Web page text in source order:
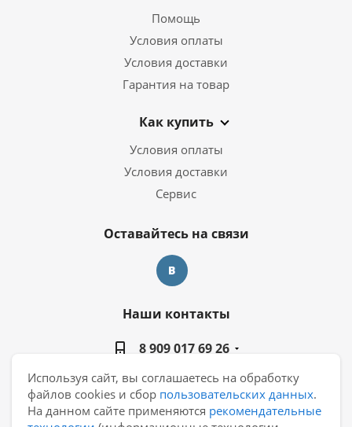
Помощь
Условия оплаты
Условия доставки
Гарантия на товар
Как купить
Условия оплаты
Условия доставки
Сервис
Оставайтесь на связи
Наши контакты
8 909 017 69 26
manager@casa-ceramica.ru
Екатеринбург, ул. Новинская 2, склад "С15"
Используя сайт, вы соглашаетесь на обработку
файлов cookies и сбор пользовательских данных.
На данном сайте применяются рекомендательные